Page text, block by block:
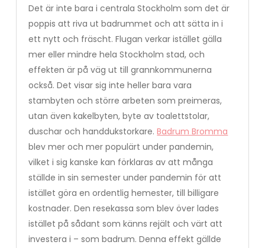
Det är inte bara i centrala Stockholm som det är
poppis att riva ut badrummet och att sätta in i
ett nytt och fräscht. Flugan verkar istället gälla
mer eller mindre hela Stockholm stad, och
effekten är på väg ut till grannkommunerna
också. Det visar sig inte heller bara vara
stambyten och större arbeten som preimeras,
utan även kakelbyten, byte av toalettstolar,
duschar och handdukstorkare.Badrum Bromma
blev mer och mer populärt under pandemin,
vilket i sig kanske kan förklaras av att många
ställde in sin semester under pandemin för att
istället göra en ordentlig hemester, till billigare
kostnader. Den resekassa som blev över lades
istället på sådant som känns rejält och värt att
investera i – som badrum. Denna effekt gällde